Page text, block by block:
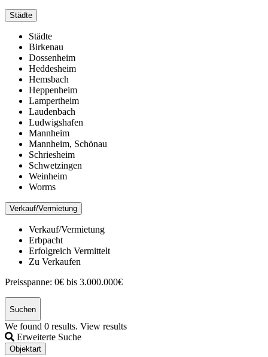
Städte
Städte
Birkenau
Dossenheim
Heddesheim
Hemsbach
Heppenheim
Lampertheim
Laudenbach
Ludwigshafen
Mannheim
Mannheim, Schönau
Schriesheim
Schwetzingen
Weinheim
Worms
Verkauf/Vermietung
Verkauf/Vermietung
Erbpacht
Erfolgreich Vermittelt
Zu Verkaufen
Preisspanne: 0€ bis 3.000.000€
Suchen
We found 0 results. View results
Erweiterte Suche
Objektart